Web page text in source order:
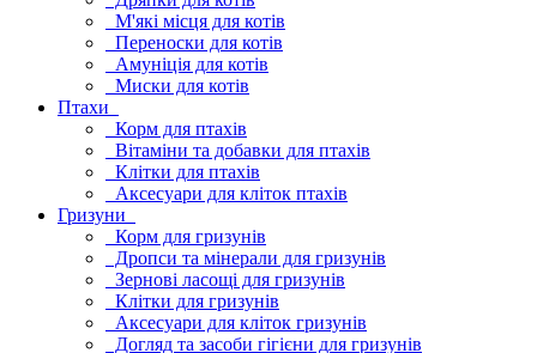
М'які місця для котів
Переноски для котів
Амуніція для котів
Миски для котів
Птахи
Корм для птахів
Вітаміни та добавки для птахів
Клітки для птахів
Аксесуари для кліток птахів
Гризуни
Корм для гризунів
Дропси та мінерали для гризунів
Зернові ласощі для гризунів
Клітки для гризунів
Аксесуари для кліток гризунів
Догляд та засоби гігієни для гризунів